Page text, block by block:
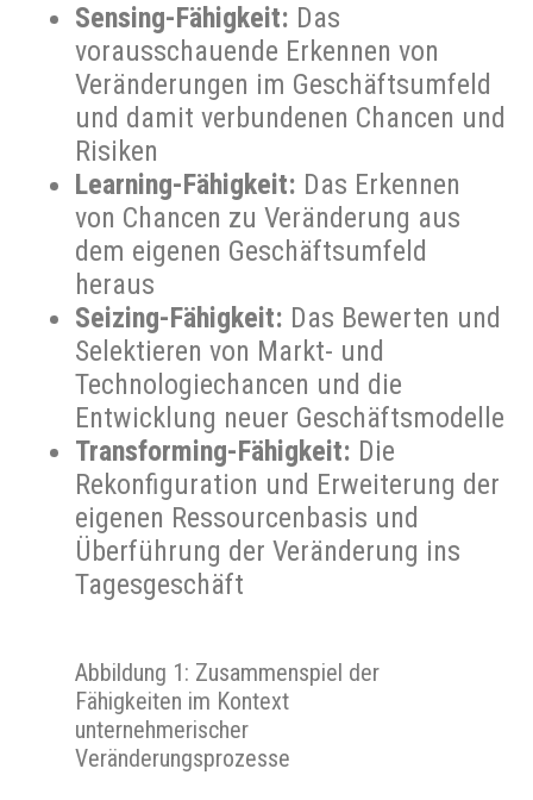
Sensing-Fähigkeit: Das
vorausschauende Erkennen von
Veränderungen im Geschäftsumfeld
und damit verbundenen Chancen und
Risiken
Learning-Fähigkeit: Das Erkennen
von Chancen zu Veränderung aus
dem eigenen Geschäftsumfeld
heraus
Seizing-Fähigkeit: Das Bewerten und
Selektieren von Markt- und
Technologiechancen und die
Entwicklung neuer Geschäftsmodelle
Transforming-Fähigkeit: Die
Rekonfiguration und Erweiterung der
eigenen Ressourcenbasis und
Überführung der Veränderung ins
Tagesgeschäft
Abbildung 1: Zusammenspiel der
Fähigkeiten im Kontext
unternehmerischer
Veränderungsprozesse